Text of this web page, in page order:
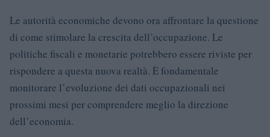
Le autorità economiche devono ora affrontare la questione
di come stimolare la crescita dell’occupazione. Le
politiche fiscali e monetarie potrebbero essere riviste per
rispondere a questa nuova realtà. È fondamentale
monitorare l’evoluzione dei dati occupazionali nei
prossimi mesi per comprendere meglio la direzione
dell’economia.